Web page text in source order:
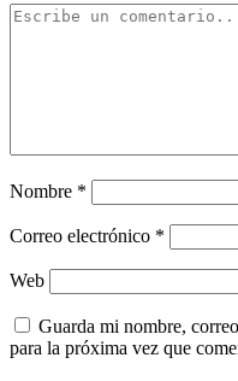
Nombre *
Correo electrónico *
Web
Guarda mi nombre,
para la próxima vez que